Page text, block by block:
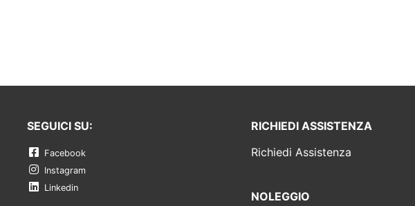
SEGUICI SU:
Facebook
Instagram
Linkedin
RICHIEDI ASSISTENZA
Richiedi Assistenza
NOLEGGIO